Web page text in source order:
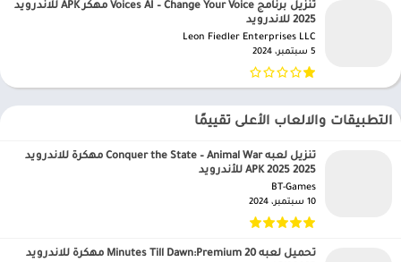
تنزيل برنامج Voices AI – Change Your Voice مهكر APK للاندرويد
2025 للاندرويد
Leon Fiedler Enterprises LLC‏
5 سبتمبر، 2024
التطبيقات والالعاب الأعلى تقييمًا
تنزيل لعبه Conquer the State – Animal War مهكرة للاندرويد
APK 2025 2025 للأندرويد
BT-Games‏
10 سبتمبر، 2024
تحميل لعبه 20 Minutes Till Dawn:Premium مهكرة للاندرويد